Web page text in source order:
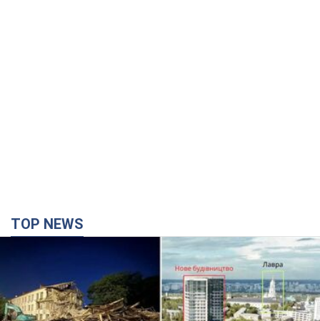
Києво-Печерську лавру закриють 80-метровим
"монстром"? Чому влада Києва відмовилась
зупиняти будівництво хмарочоса
"московського вірянина"